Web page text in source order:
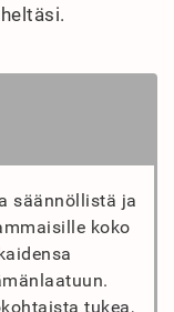
säännöllistä ja
koko
tukea,